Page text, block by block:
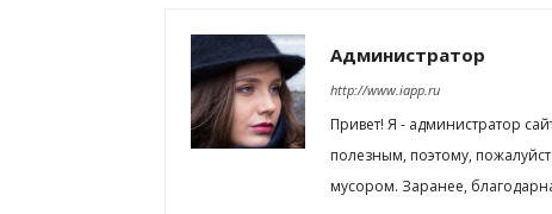
Администратор
http://www.iapp.ru
Привет! Я - администратор
полезным, поэтому,
мусором. Заранее,